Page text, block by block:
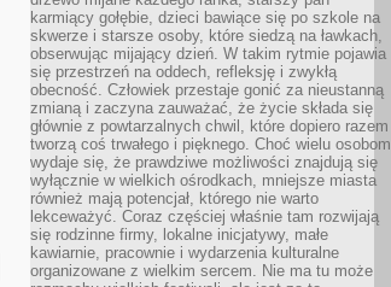
karmiący gołębie, dzieci bawiące się po szkole na
skwerze i starsze osoby, które siedzą na ławkach,
obserwując mijający dzień. W takim rytmie pojawia
się przestrzeń na oddech, refleksję i zwykłą
obecność. Człowiek przestaje gonić za nieustanną
zmianą i zaczyna zauważać, że życie składa się
głównie z powtarzalnych chwil, które dopiero razem
tworzą coś trwałego i pięknego. Choć wielu osobom
wydaje się, że prawdziwe możliwości znajdują się
wyłącznie w wielkich ośrodkach, mniejsze miasta
również mają potencjał, którego nie warto
lekceważyć. Coraz częściej właśnie tam rozwijają
się rodzinne firmy, lokalne inicjatywy, małe
kawiarnie, pracownie i wydarzenia kulturalne
organizowane z wielkim sercem. Nie ma tu może